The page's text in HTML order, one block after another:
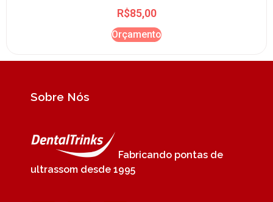
R$85,00
Orçamento
Sobre Nós
Fabricando pontas de
ultrassom desde 1995